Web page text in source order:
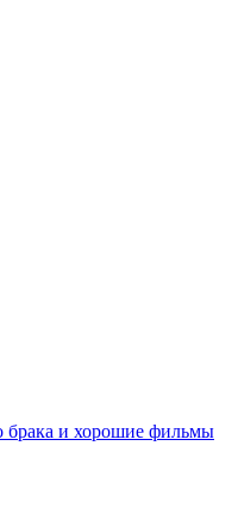
брака и хорошие фильмы